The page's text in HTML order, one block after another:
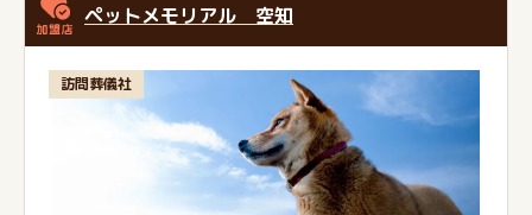
ペットメモリアル 空知
訪問葬儀社